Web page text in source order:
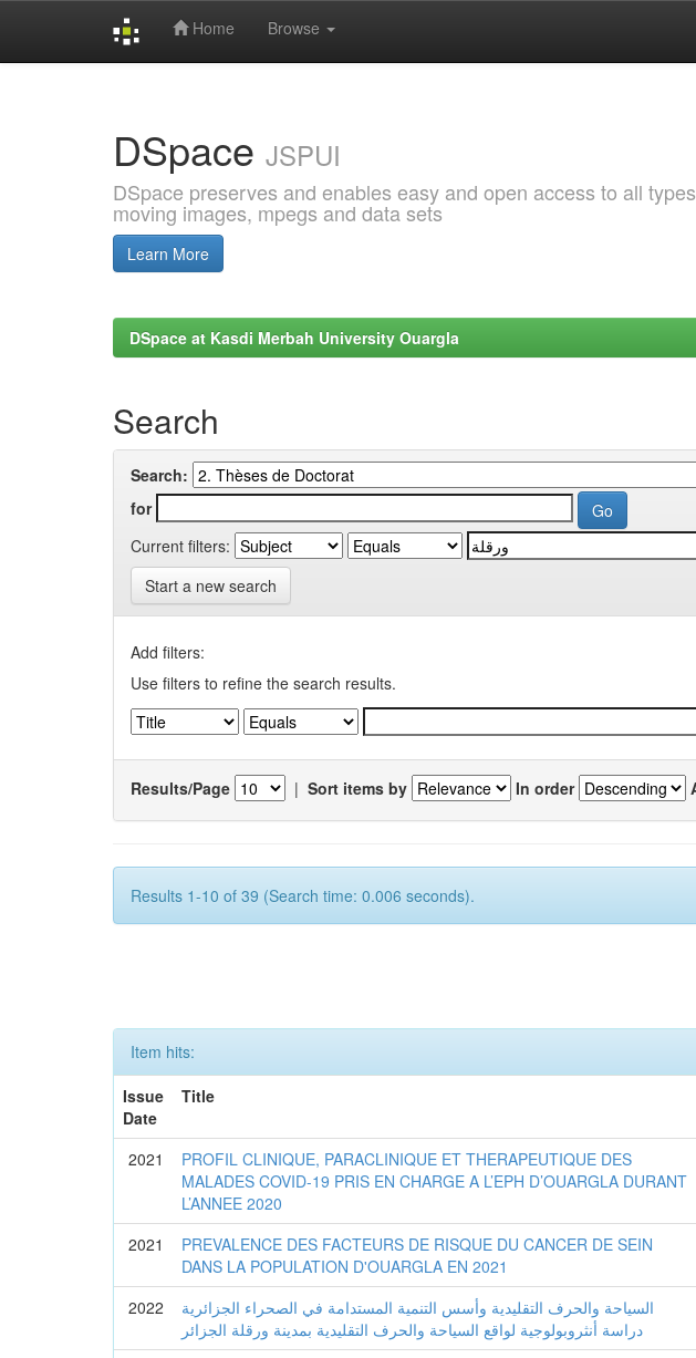
Home Browse
DSpace JSPUI
DSpace preserves and enables easy and open access to all
moving images, mpegs and data sets
Learn More
DSpace at Kasdi Merbah University Ouargla
Search
Search:
for
Current filters:
Start a new search
Add filters:
Use filters to refine the search results.
Results/Page | Sort items by In order
Results 1-10 of 39 (Search time: 0.006 seconds).
Item hits:
Issue
Date
Title
2021
PROFIL CLINIQUE, PARACLINIQUE ET THERAPEUTIQUE DES
MALADES COVID-19 PRIS EN CHARGE A L’EPH D’OUARGLA DURANT
L’ANNEE 2020
2021
PREVALENCE DES FACTEURS DE RISQUE DU CANCER DE SEIN
DANS LA POPULATION D'OUARGLA EN 2021
2022
السياحة والحرف التقليدية وأسس التنمية المستدامة في الصحراء الجزائرية
دراسة أنثروبولوجية لواقع السياحة والحرف التقليدية بمدينة ورقلة الجزائر